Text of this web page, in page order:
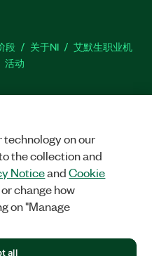
段 关于NI
艾默生职业机
活动
恩艾 (中国) 仪器有限公司
technology on our
the collection and
NoticeandCookie
change how
on "Manage
all